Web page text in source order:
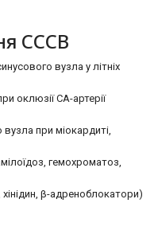
СССВ
вузла у літніх
оклюзії СА-артерії
при міокардиті,
гемохроматоз,
β-адреноблокатори)